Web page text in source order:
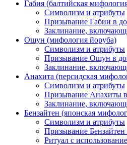
Габия (балтийская
Символизм и атрибуты
Призывание Габии в
Заклинание,
Ошун (мифология йоруба)
Символизм и атрибуты
Призывание Ошун в
Заклинание,
Анахита (персидская
Символизм и атрибуты
Призывание Анахиты
Заклинание,
Бензайтен (японская
Символизм и атрибуты
Призывание
Ритуал с